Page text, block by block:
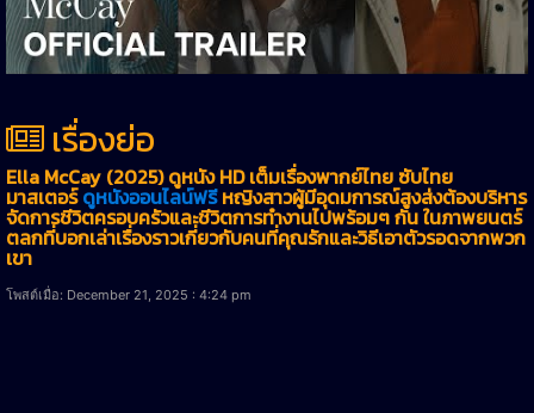
เรื่องย่อ
Ella McCay (2025) ดูหนัง HD เต็มเรื่องพากย์ไทย ซับไทย
มาสเตอร์ดูหนังออนไลน์ฟรีหญิงสาวผู้มีอุดมการณ์สูงส่งต้องบริหาร
จัดการชีวิตครอบครัวและชีวิตการทำงานไปพร้อมๆ กัน ในภาพยนตร์
ตลกที่บอกเล่าเรื่องราวเกี่ยวกับคนที่คุณรักและวิธีเอาตัวรอดจากพวก
เขา
โพสต์เมื่อ: December 21, 2025 : 4:24 pm